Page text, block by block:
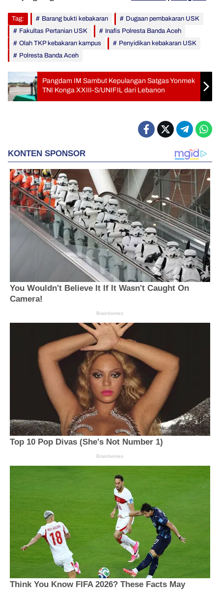
Tag: Barang bukti kebakaran
Dugaan pembakaran USK
Fakultas Pertanian USK
Inafis Polresta Banda Aceh
Olah TKP kebakaran kampus
Penyidikan kebakaran USK
Polresta Banda Aceh
Pangdam IM Sambut Kepulangan Satgas Yonmek
TNI Konga XXIII-S/UNIFIL dari Lebanon